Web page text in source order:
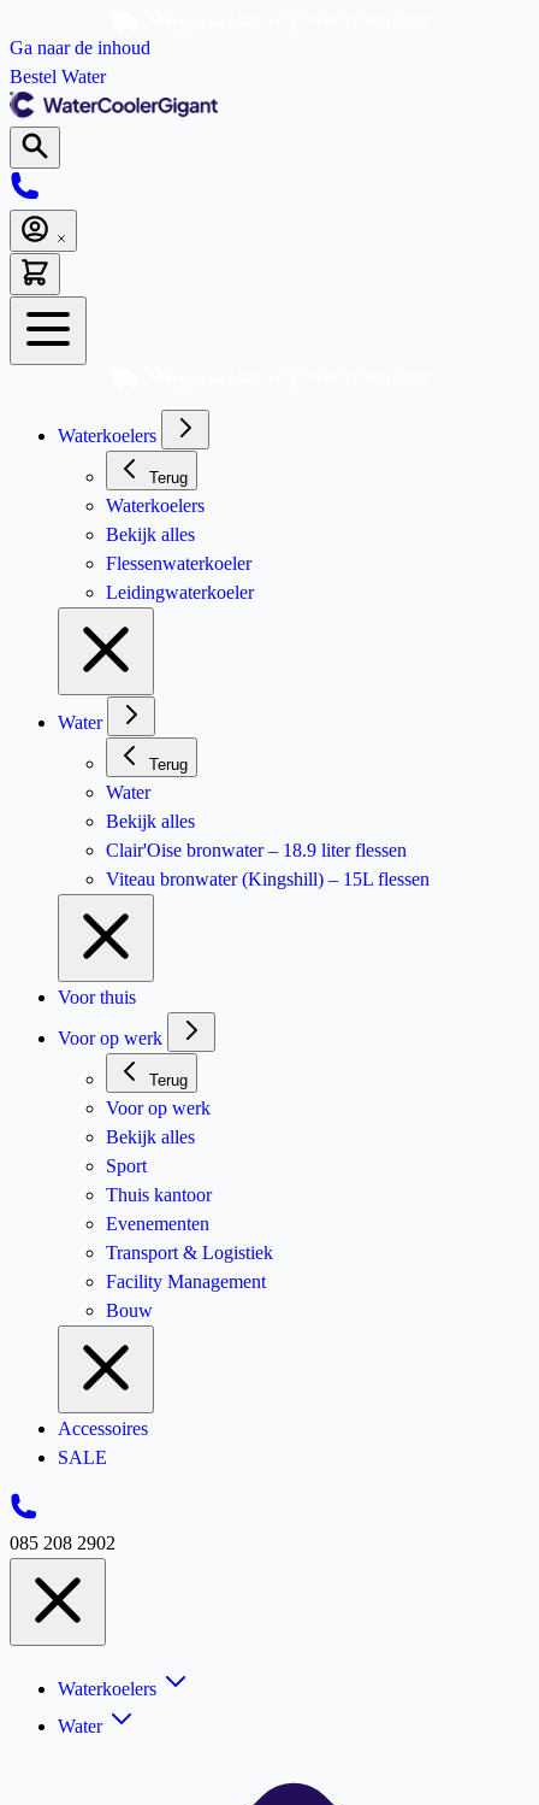
Ga naar de inhoud
Bestel Water
Waterkoelers
Terug
Waterkoelers
Bekijk alles
Flessenwaterkoeler
Leidingwaterkoeler
Water
Terug
Water
Bekijk alles
Clair'Oise bronwater – 18.9 liter flessen
Viteau bronwater (Kingshill) – 15L flessen
Voor thuis
Voor op werk
Terug
Voor op werk
Bekijk alles
Sport
Thuis kantoor
Evenementen
Transport & Logistiek
Facility Management
Bouw
Accessoires
SALE
085 208 2902
Waterkoelers
Water